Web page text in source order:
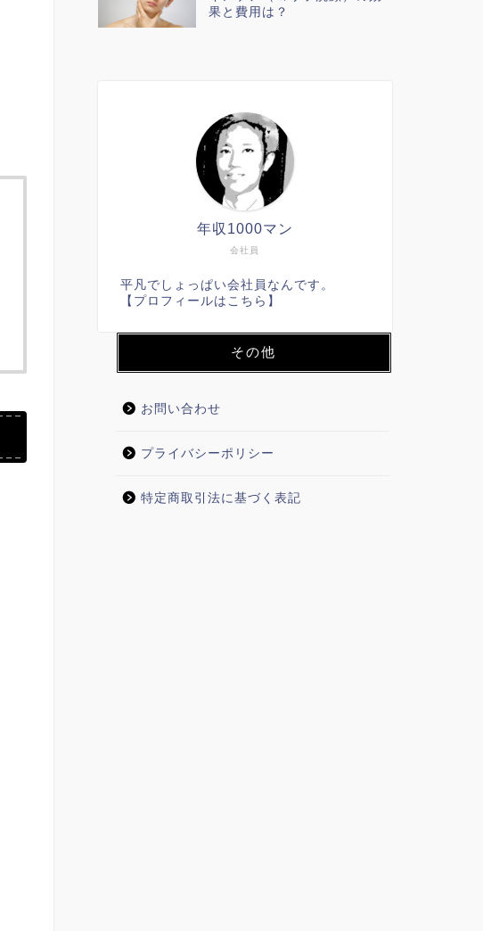
果と費用は？
会社員
年収1000マン
平凡でしょっぱい会社員なんです。
【プロフィールはこちら】
その他
お問い合わせ
プライバシーポリシー
特定商取引法に基づく表記